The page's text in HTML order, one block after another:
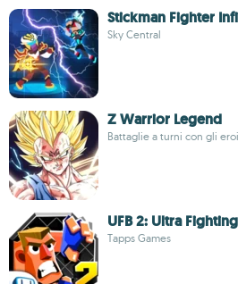
Stickman Fighter
Sky Central
Z Warrior Legend
Battaglie a turni con gli
UFB 2: Ultra
Tapps Games